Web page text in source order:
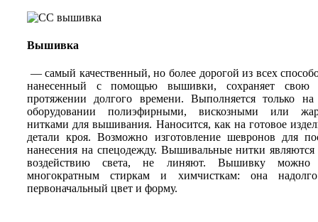
Вышивка
— самый качественный, но более дорогой из всех
нанесенный с помощью вышивки, сохраняет свою
протяжении долгого времени. Выполняется только
оборудовании полиэфирными, вискозными или
нитками для вышивания. Наносится, как на готовое
детали кроя. Возможно изготовление шевронов для
нанесения на спецодежду. Вышивальные нитки
воздействию света, не линяют. Вышивку можно
многократным стиркам и химчисткам: она надолго
первоначальный цвет и форму.